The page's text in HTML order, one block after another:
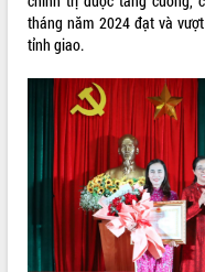
Ngành cá ngừ Đắk Lắk chủ động
ứng để giữ vững thị trường xuất
Diễn đàn Kinh tế tư nhân Việt
phá cơ chế - Hợp tác công tư
Đề án 06 tạo bước ngoặt đột
cải cách hành chính tỉnh Đắk Lắk
Kết nối tour, đẩy mạnh chuyển
để phát triển du lịch Đắk Lắk
Khởi động Dự án Đầu tư xây
tầng kỹ thuật Cụm công nghiệp
tháng năm 2024 đạt và
tỉnh giao.